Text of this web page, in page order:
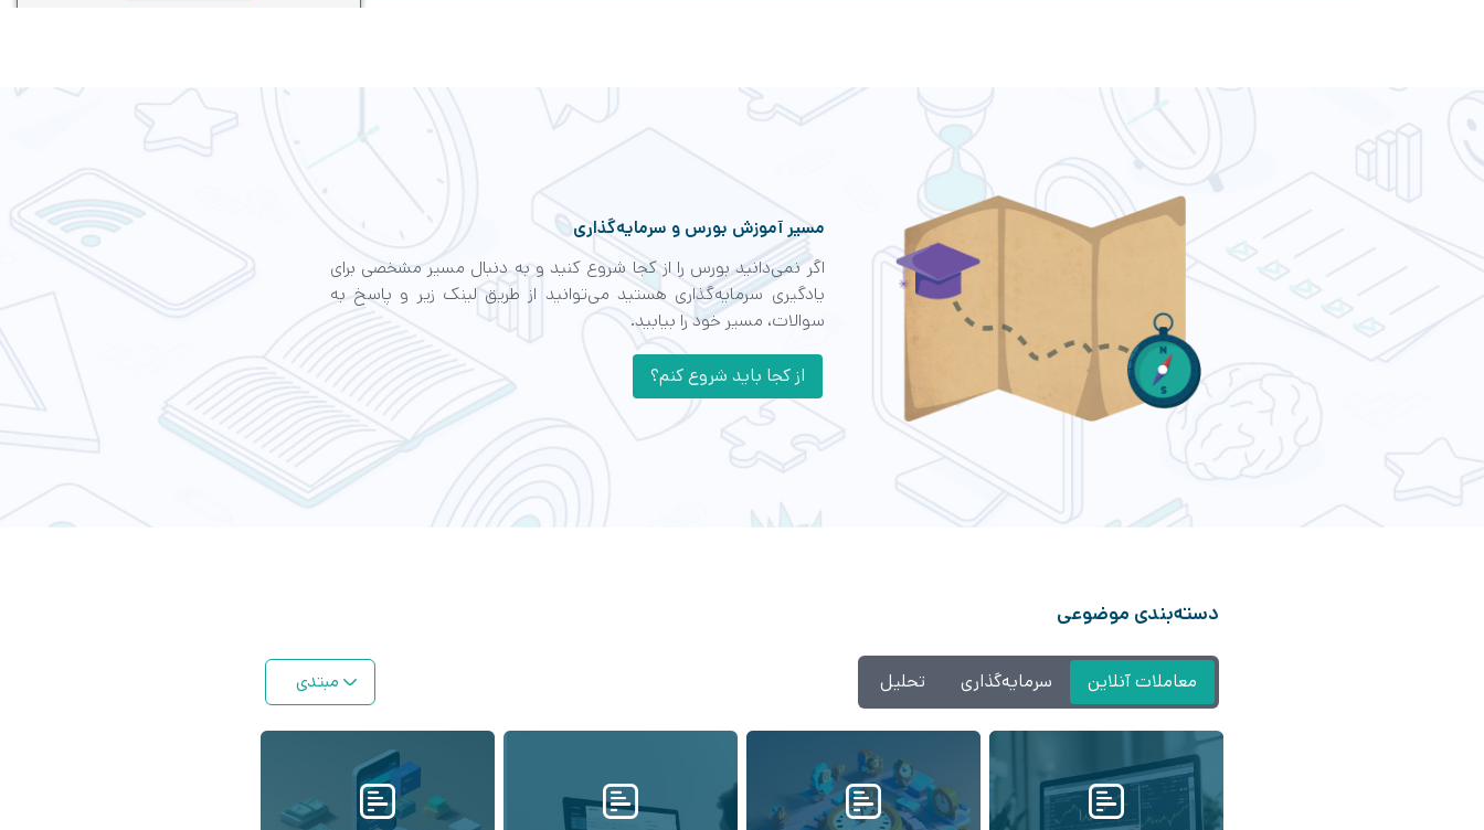
مسیر آموزش بورس و سرمایه‌گذاری
اگر نمی‌دانید بورس را از کجا شروع کنید و به دنبال مسیر مشخصی برای
یادگیری سرمایه‌گذاری هستید می‌توانید از طریق لینک زیر و پاسخ به
سوالات، مسیر خود را بیابید.
از کجا باید شروع کنم؟
دسته‌بندی موضوعی
معاملات آنلاین سرمایه‌گذاری تحلیل مبتدی